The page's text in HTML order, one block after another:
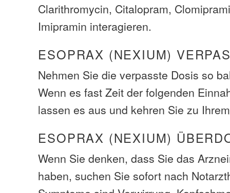
Clarithromycin, Citalopram,
Imipramin interagieren.
ESOPRAX (NEXIUM)
Nehmen Sie die verpasste Dosis so
Wenn es fast Zeit der folgenden
lassen es aus und kehren Sie zu
ESOPRAX (NEXIUM)
Wenn Sie denken, dass Sie das
haben, suchen Sie sofort nach